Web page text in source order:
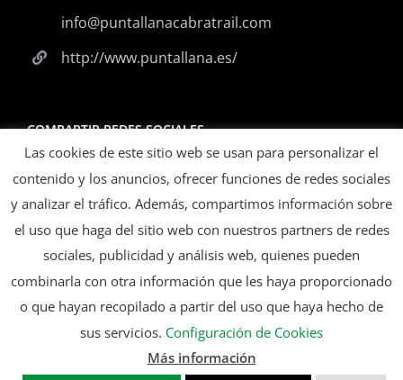
info@puntallanacabratrail.com
http://www.puntallana.es/
COMPARTIR REDES SOCIALES
ORGANIZA
Las cookies de este sitio web se usan para personalizar el
contenido y los anuncios, ofrecer funciones de redes sociales
y analizar el tráfico. Además, compartimos información sobre
el uso que haga del sitio web con nuestros partners de redes
sociales, publicidad y análisis web, quienes pueden
combinarla con otra información que les haya proporcionado
o que hayan recopilado a partir del uso que haya hecho de
sus servicios. Configuración de Cookies
Más información